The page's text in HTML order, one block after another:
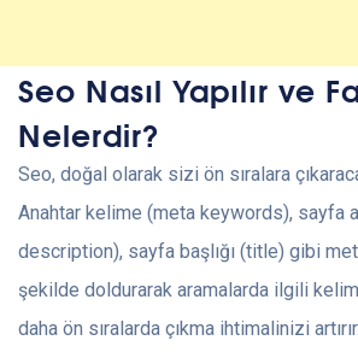
Seo Nasıl Yapılır ve
Nelerdir?
Seo, doğal olarak sizi ön sıralara
Anahtar kelime (meta keywords), sayfa
description), sayfa başlığı (title) gibi
şekilde doldurarak aramalarda ilgili
daha ön sıralarda çıkma ihtimalinizi